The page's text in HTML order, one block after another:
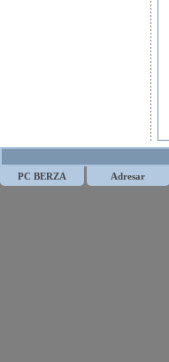
PC BERZA
Adresar